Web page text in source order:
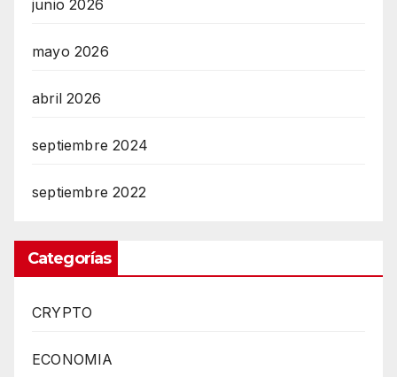
junio 2026
mayo 2026
abril 2026
septiembre 2024
septiembre 2022
Categorías
CRYPTO
ECONOMIA